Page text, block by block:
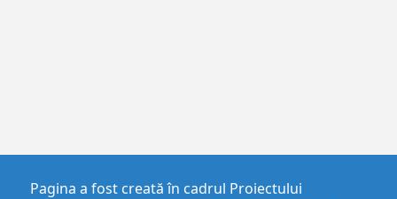
Pagina a fost creată în cadrul Proiectului